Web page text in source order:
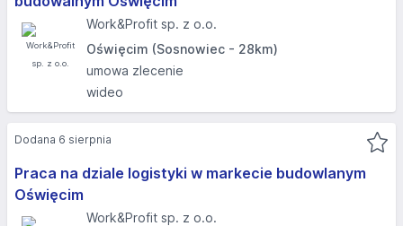
Work&Profit sp. z o.o.
Oświęcim (Sosnowiec - 28km)
umowa zlecenie
wideo
Praca na dziale logistyki w markecie budowlanym
Oświęcim
Work&Profit sp. z o.o.
Dodana 6 sierpnia